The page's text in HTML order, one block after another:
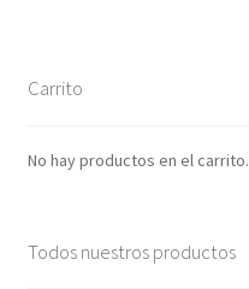
Carrito
No hay productos en el carrito.
Todos nuestros productos